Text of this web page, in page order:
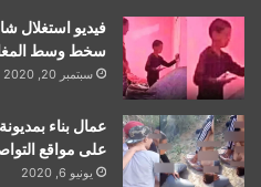
فيديو استغلال
سخط وسط
سبتمبر 20, 2020
عمال بناء
على مواقع
يونيو 6, 2020